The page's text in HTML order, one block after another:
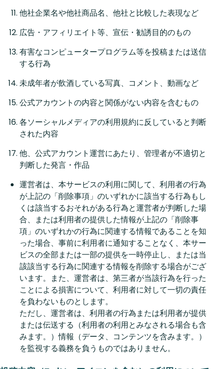
他社企業名や他社商品名、他社と比較した表現など
広告・アフィリエイト等、宣伝・勧誘目的のもの
有害なコンピュータープログラム等を投稿または送信
する行為
未成年者が飲酒している写真、コメント、動画など
公式アカウントの内容と関係がない内容を含むもの
各ソーシャルメディアの利用規約に反していると判断
された内容
他、公式アカウント運営にあたり、管理者が不適切と
判断した発言・作品
運営者は、本サービスの利用に関して、利用者の行為
が上記の「削除事項」のいずれかに該当する行為もし
くは該当するおそれがある行為と運営者が判断した場
合、または利用者の提供した情報が上記の「削除事
項」のいずれかの行為に関連する情報であることを知
った場合、事前に利用者に通知することなく、本サー
ビスの全部または一部の提供を一時停止し、または当
該該当する行為に関連する情報を削除する場合がござ
います。また、運営者は、第三者が当該行為を行った
ことによる損害について、利用者に対して一切の責任
を負わないものとします。
ただし、運営者は、利用者の行為または利用者が提供
または伝送する（利用者の利用とみなされる場合も含
みます。）情報（データ、コンテンツを含みます。）
を監視する義務を負うものではありません。